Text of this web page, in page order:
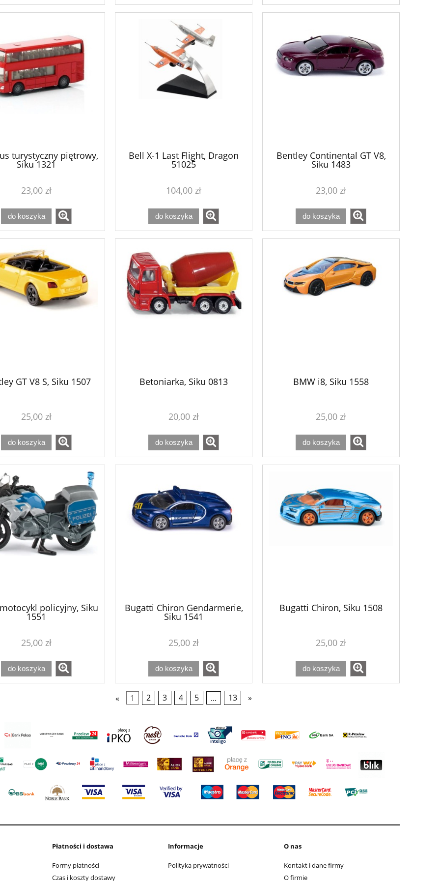
do koszyka do koszyka do koszyka
turystyczny piętrowy,
Siku 1321
23,00 zł
do koszyka
Bell X-1 Last Flight, Dragon
51025
104,00 zł
do koszyka
Bentley Continental GT V8,
Siku 1483
23,00 zł
do koszyka
GT V8 S, Siku 1507
25,00 zł
do koszyka
Betoniarka, Siku 0813
20,00 zł
do koszyka
BMW i8, Siku 1558
25,00 zł
do koszyka
policyjny, Siku
1551
25,00 zł
do koszyka
Bugatti Chiron Gendarmerie,
Siku 1541
25,00 zł
do koszyka
Bugatti Chiron, Siku 1508
25,00 zł
do koszyka
« 1 2 3 4 5 ... 13 »
Płatności i dostawa
Formy płatności
Czas i koszty dostawy
Informacje
Polityka prywatności
O nas
Kontakt i dane firmy
O firmie